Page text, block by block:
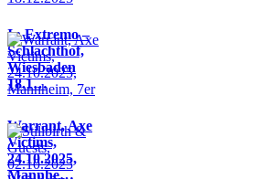
In Extremo –
Schlachthof,
Wiesbaden
18.1…
Warrant, Axe
Victims,
24.10.2025,
Mannhe…